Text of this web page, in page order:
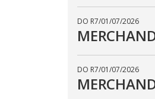
DO R7/01/07/2026
DO R7/01/07/2026